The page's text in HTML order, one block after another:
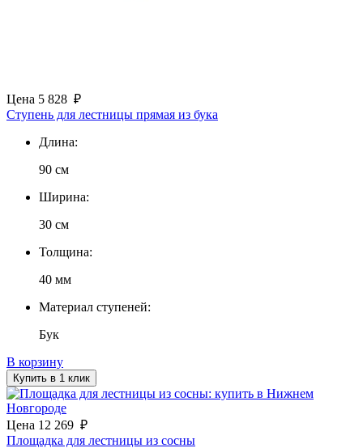
Цена 5 828 ₽
Ступень для лестницы прямая из бука
Длина:
90 см
Ширина:
30 см
Толщина:
40 мм
Материал ступеней:
Бук
В корзину
Купить в 1 клик
Цена 12 269 ₽
Площадка для лестницы из сосны